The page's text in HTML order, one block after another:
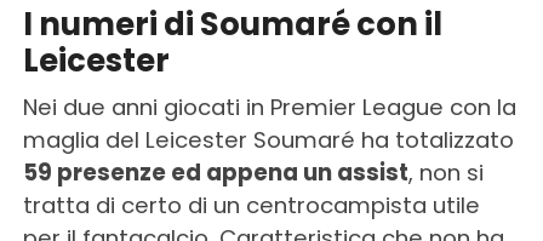
I numeri di Soumaré con il
Leicester
Nei due anni giocati in Premier League con la
maglia del Leicester Soumaré ha totalizzato
59 presenze ed appena un assist, non si
tratta di certo di un centrocampista utile